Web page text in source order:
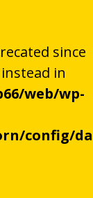
since
instead in
web/wp-
config/